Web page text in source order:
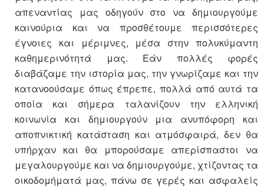
απεναντίας μας οδηγούν στο να δημιουργούμε
καινούρια και να προσθέτουμε περισσότερες
έγνοιες και μέριμνες, μέσα στην πολυκύμαντη
καθημερινότητά μας. Εάν πολλές φορές
διαβάζαμε την ιστορία μας, την γνωρίζαμε και την
κατανοούσαμε όπως έπρεπε, πολλά από αυτά τα
οποία και σήμερα ταλανίζουν την ελληνική
κοινωνία και δημιουργούν μια ανυπόφορη και
αποπνικτική κατάσταση και ατμόσφαιρά, δεν θα
υπήρχαν και θα μπορούσαμε απερίσπαστοι να
μεγαλουργούμε και να δημιουργούμε, χτίζοντας τα
οικοδομήματά μας, πάνω σε γερές και ασφαλείς